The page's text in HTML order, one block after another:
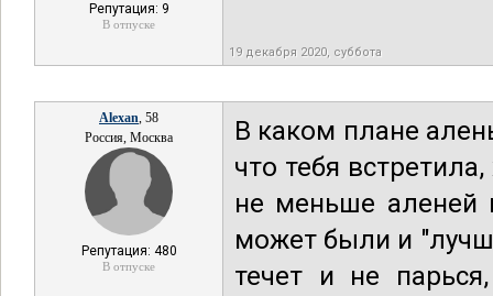
Репутация: 9
В отпуске
19 декабря 2020, суббота
Alexan, 58
Россия, Москва
Репутация: 480
В отпуске
В каком плане
что тебя
не меньше
может были и
течет и не